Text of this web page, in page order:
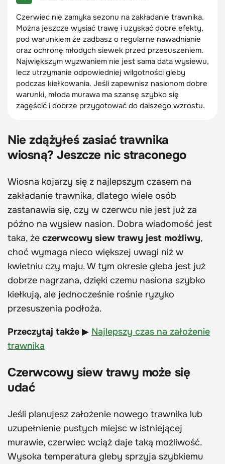
Czerwiec nie zamyka sezonu na zakładanie trawnika.
Można jeszcze wysiać trawę i uzyskać dobre efekty,
pod warunkiem że zadbasz o regularne nawadnianie
oraz ochronę młodych siewek przed przesuszeniem.
Największym wyzwaniem nie jest sama data wysiewu,
lecz utrzymanie odpowiedniej wilgotności gleby
podczas kiełkowania. Jeśli zapewnisz nasionom dobre
warunki, młoda murawa ma szansę szybko się
zagęścić i dobrze przygotować do dalszego wzrostu.
Nie zdążyłeś zasiać trawnika
wiosną? Jeszcze nic straconego
Wiosna kojarzy się z najlepszym czasem na
zakładanie trawnika, dlatego wiele osób
zastanawia się, czy w czerwcu nie jest już za
późno na wysiew nasion. Dobra wiadomość jest
taka, że czerwcowy siew trawy jest możliwy,
choć wymaga nieco większej uwagi niż w
kwietniu czy maju. W tym okresie gleba jest już
dobrze nagrzana, dzięki czemu nasiona szybko
kiełkują, ale jednocześnie rośnie ryzyko
przesuszenia podłoża.
Przeczytaj także ▶ Najlepszy czas na założenie
trawnika
Czerwcowy siew trawy może się
udać
Jeśli planujesz założenie nowego trawnika lub
uzupełnienie pustych miejsc w istniejącej
murawie, czerwiec wciąż daje taką możliwość.
Wysoka temperatura gleby sprzyja szybkiemu